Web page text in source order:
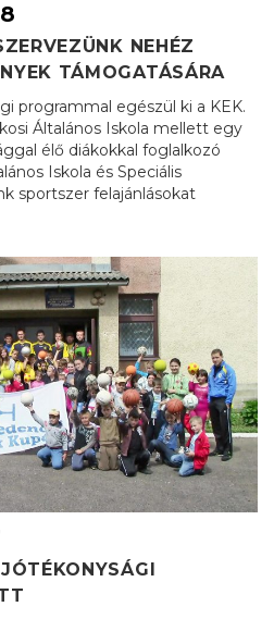
NEHÉZ
TÁMOGATÁSÁRA
programmal egészül ki a KEK.
Általános Iskola mellett egy
élő diákokkal foglalkozó
Iskola és Speciális
sportszer felajánlásokat